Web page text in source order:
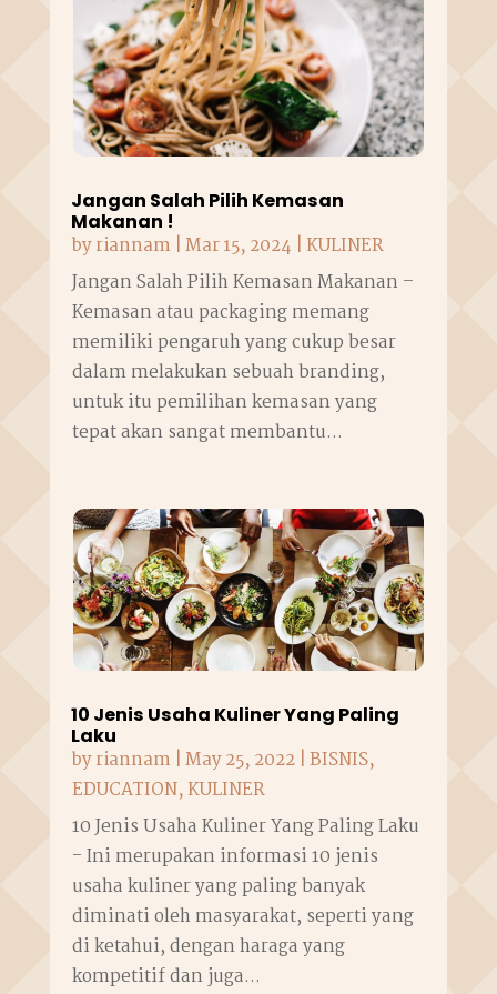
Jangan Salah Pilih Kemasan
Makanan !
byriannam|Mar 15, 2024 |KULINER
Jangan Salah Pilih Kemasan Makanan –
Kemasan atau packaging memang
memiliki pengaruh yang cukup besar
dalam melakukan sebuah branding,
untuk itu pemilihan kemasan yang
tepat akan sangat membantu...
10 Jenis Usaha Kuliner Yang Paling
Laku
byriannam|May 25, 2022|BISNIS,
EDUCATION,KULINER
10 Jenis Usaha Kuliner Yang Paling Laku
- Ini merupakan informasi 10 jenis
usaha kuliner yang paling banyak
diminati oleh masyarakat, seperti yang
di ketahui, dengan haraga yang
kompetitif dan juga...